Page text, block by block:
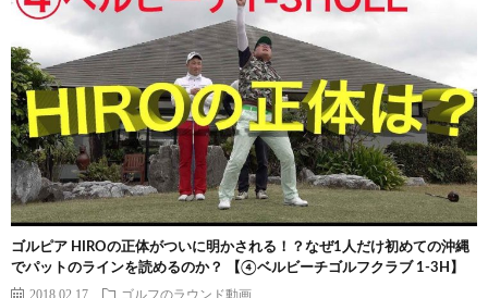
ゴルピア HIROの正体がついに明かされる！？なぜ1人だけ初めての沖縄
でパットのラインを読めるのか？ 【④ベルビーチゴルフクラブ 1-3H】
2018.02.17 ゴルフのラウンド動画